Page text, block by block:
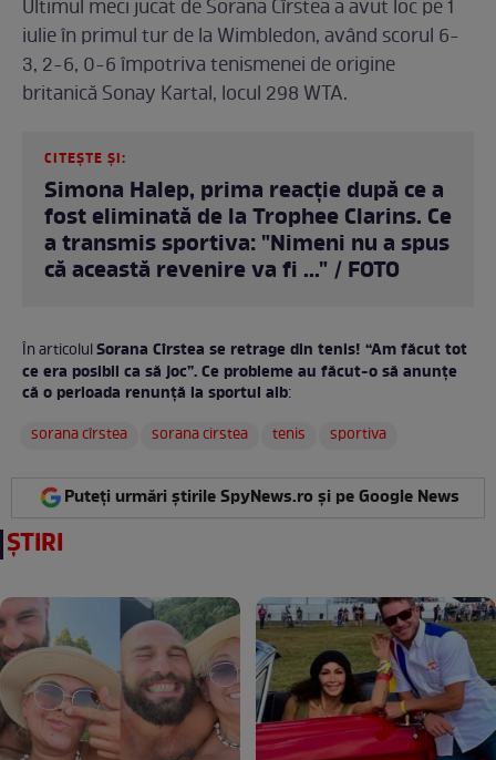
Ultimul meci jucat de Sorana Cîrstea a avut loc pe 1
iulie în primul tur de la Wimbledon, având scorul 6-
3, 2-6, 0-6 împotriva tenismenei de origine
britanică Sonay Kartal, locul 298 WTA.
CITEȘTE ȘI:
Simona Halep, prima reacție după ce a
fost eliminată de la Trophee Clarins. Ce
a transmis sportiva: "Nimeni nu a spus
că această revenire va fi ..." / FOTO
În articolulSorana Cîrstea se retrage din tenis! “Am făcut tot
ce era posibil ca să joc”. Ce probleme au făcut-o să anunțe
că o perioada renunță la sportul alb:
sorana cîrstea
sorana cirstea tenis sportiva
Puteți urmări știrile SpyNews.ro și pe Google News
ȘTIRI